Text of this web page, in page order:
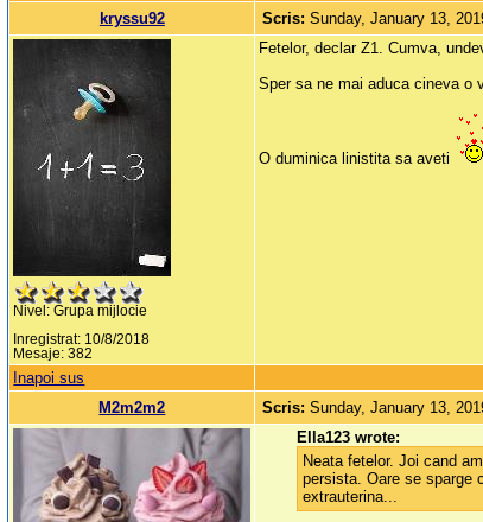
kryssu92
Scris:Sunday, January 13,
Nivel: Grupa mijlocie
Inregistrat: 10/8/2018
Mesaje: 382
Fetelor, declar Z1. Cumva,
Sper sa ne mai aduca cineva o
O duminica linistita sa aveti
Inapoi sus
M2m2m2
Scris:Sunday, January 13,
Ella123 wrote:
Neata fetelor. Joi cand
persista. Oare se sparge
extrauterina...